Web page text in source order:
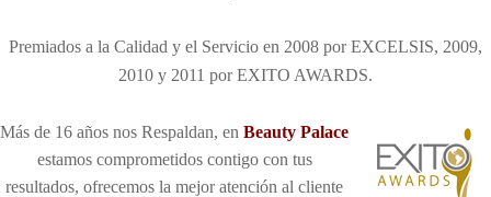
Premiados a la Calidad y el Servicio en 2008 por EXCELSIS, 2009,
2010 y 2011 por EXITO AWARDS.
Más de 16 años nos Respaldan, en Beauty Palace
estamos comprometidos contigo con tus
resultados, ofrecemos la mejor atención al cliente